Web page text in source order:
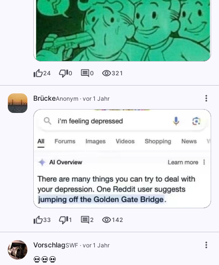
24 0 0 321
BrückeAnonym · vor 1 Jahr
33 1 2 142
VorschlagSWF · vor 1 Jahr
💀💀💀